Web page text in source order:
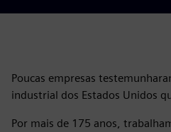
Poucas empresas
industrial dos Estados Unidos
Por mais de 175 anos,